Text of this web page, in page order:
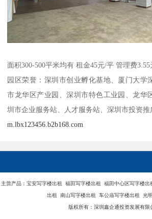
面积300-500平米均有 租金45元/平 管理费3.55
园区荣誉：深圳市创业孵化基地、厦门大学
市龙华区产业园、深圳市特色工业园、龙华
圳市企业服务站、人才服务站、深圳市投资
m.lbx123456.b2b168.com
主营产品：宝安写字楼出租 福田写字楼出租 福田中心区写字楼
出租 南山写字楼出租 车公庙写字楼出租 光
版权所有：深圳鑫企通投资发展有限